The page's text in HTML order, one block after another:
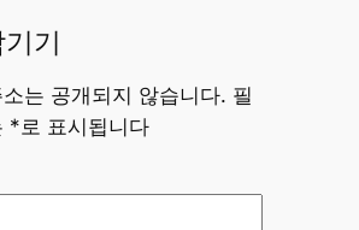
기
는 공개되지 않습니다. 필
* 로 표시됩니다